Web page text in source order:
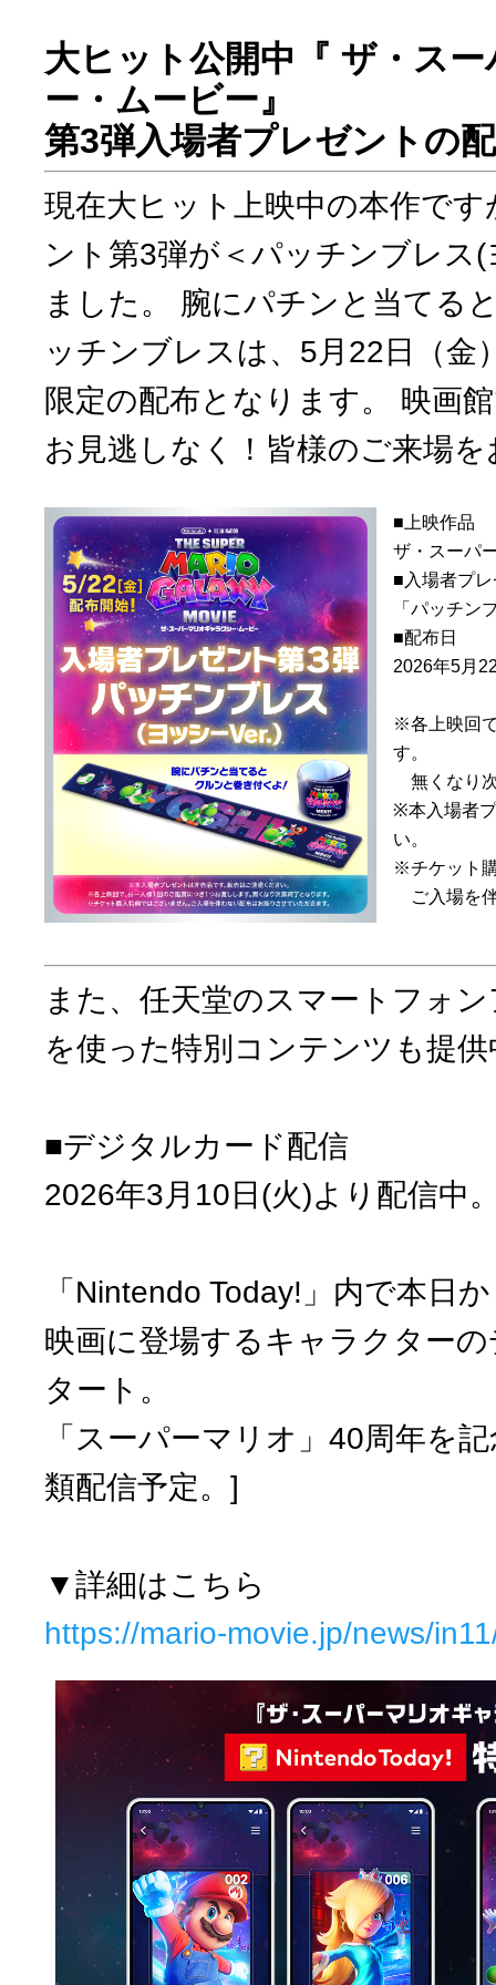
大ヒット公開中『 ザ・ス
ー・ムービー』
第3弾入場者プレゼントの
現在大ヒット上映中の本作で
ント第3弾が＜パッチンブレス
ました。 腕にパチンと当てる
ッチンブレスは、5月22日（金
限定の配布となります。 映画
お見逃しなく！皆様のご来場
■上映作品
ザ・スーパ
■入場者プ
「パッチン
■配布日
2026年5月
※各上映回
す。
無くなり
※本入場者
い。
※チケット
ご入場を
また、任天堂のスマートフォ
を使った特別コンテンツも提供
■デジタルカード配信
2026年3月10日(火)より配信中
「Nintendo Today!」内で本日
映画に登場するキャラクター
タート。
「スーパーマリオ」40周年を
類配信予定。]
▼詳細はこちら
https://mario-movie.jp/news/